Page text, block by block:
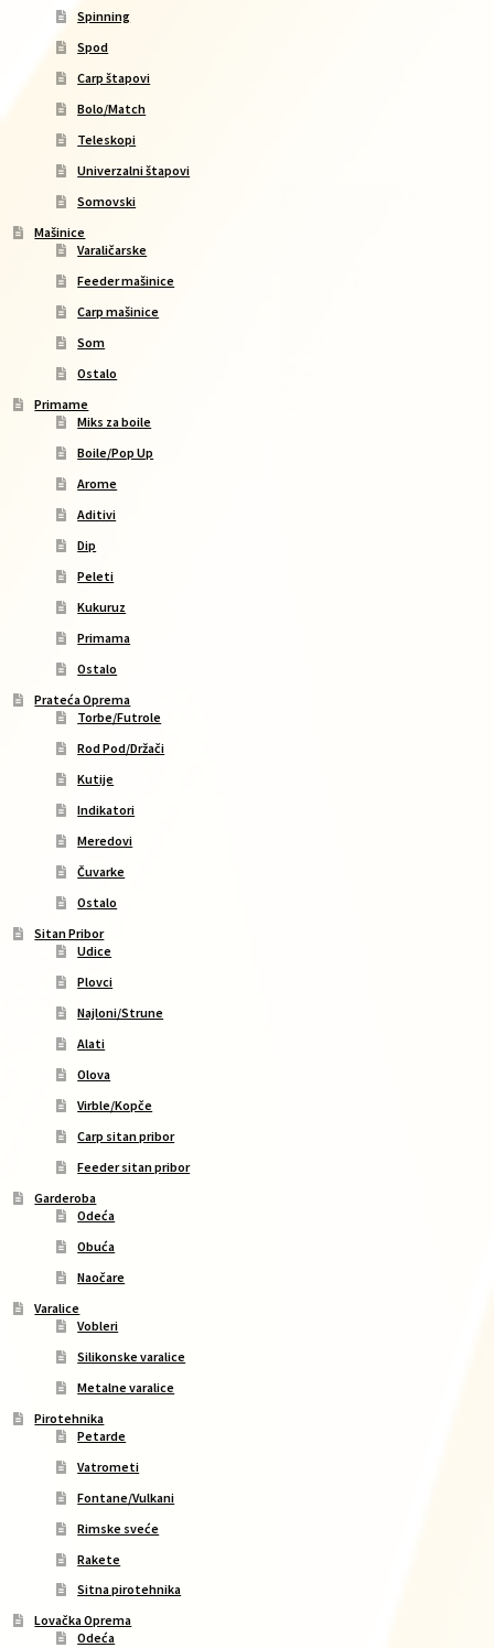
Spinning
Spod
Carp štapovi
Bolo/Match
Teleskopi
Univerzalni štapovi
Somovski
Mašinice
Varaličarske
Feeder mašinice
Carp mašinice
Som
Ostalo
Primame
Miks za boile
Boile/Pop Up
Arome
Aditivi
Dip
Peleti
Kukuruz
Primama
Ostalo
Prateća Oprema
Torbe/Futrole
Rod Pod/Držači
Kutije
Indikatori
Meredovi
Čuvarke
Ostalo
Sitan Pribor
Udice
Plovci
Najloni/Strune
Alati
Olova
Virble/Kopče
Carp sitan pribor
Feeder sitan pribor
Garderoba
Odeća
Obuća
Naočare
Varalice
Vobleri
Silikonske varalice
Metalne varalice
Pirotehnika
Petarde
Vatrometi
Fontane/Vulkani
Rimske sveće
Rakete
Sitna pirotehnika
Lovačka Oprema
Odeća